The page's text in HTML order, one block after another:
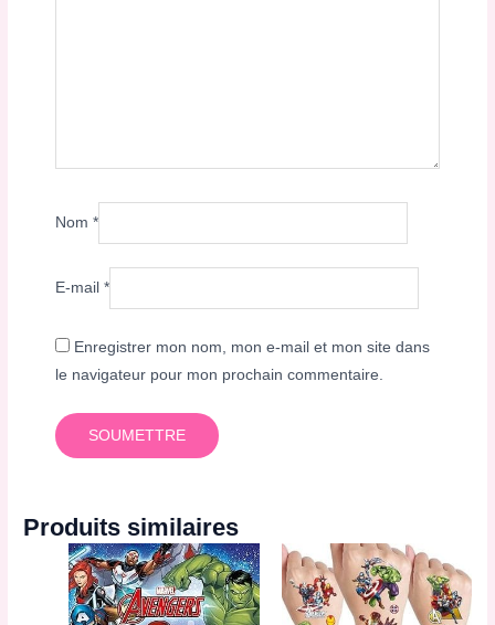
Nom*
E-mail*
Enregistrer mon nom, mon e-mail et mon site dans
le navigateur pour mon prochain commentaire.
Produits similaires